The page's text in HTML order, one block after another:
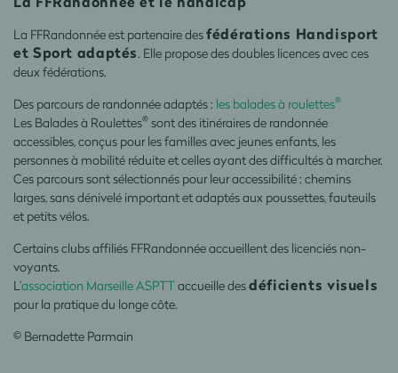
La FFRandonnée est partenaire desfédérations Handisport
et Sport adaptés. Elle propose des doubles licences avec ces
deux fédérations.
Des parcours de randonnée adaptés : les balades à roulettes®
Les Balades à Roulettes® sont des itinéraires de randonnée
accessibles, conçus pour les familles avec jeunes enfants, les
personnes à mobilité réduite et celles ayant des difficultés à marcher.
Ces parcours sont sélectionnés pour leur accessibilité : chemins
larges, sans dénivelé important et adaptés aux poussettes, fauteuils
et petits vélos.
Certains clubs affiliés FFRandonnée accueillent des licenciés non-
voyants.
L’association Marseille ASPTTaccueille desdéficients visuels
pour la pratique du longe côte.
© Bernadette Parmain